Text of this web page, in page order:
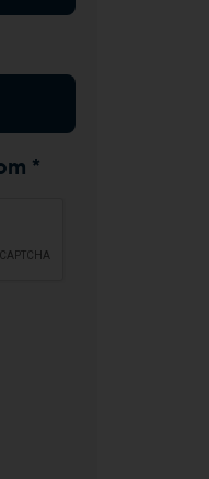
*